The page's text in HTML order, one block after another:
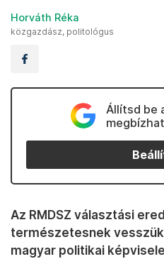
Horváth Réka
közgazdász, politológus
Állítsd be
Az RMDSZ választási
természetesnek
magyar politikai